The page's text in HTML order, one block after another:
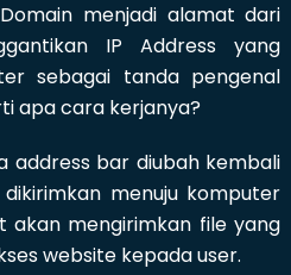
menjadi alamat dari
IP Address yang
sebagai tanda pengenal
apa cara kerjanya?
address bar diubah kembali
menuju komputer
akan mengirimkan file yang
website kepada user.